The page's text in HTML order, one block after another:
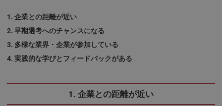
企業との距離が近い
早期選考へのチャンスになる
多様な業界・企業が参加している
実践的な学びとフィードバックがある
1. 企業との距離が近い